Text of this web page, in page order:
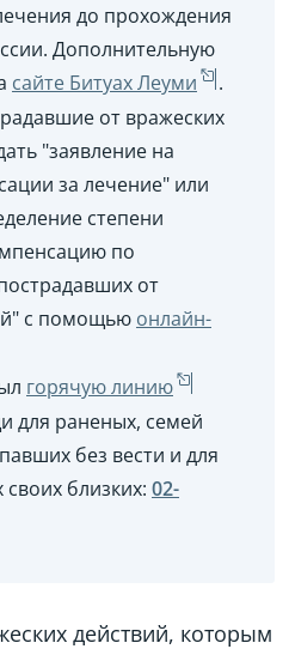
до прохождения
Дополнительную
сайте Битуах Леуми
.
от вражеских
"заявление на
за лечение" или
степени
по
от
с помощью онлайн-
горячую линию
для раненых, семей
без вести и для
близких: 02-
действий, которым